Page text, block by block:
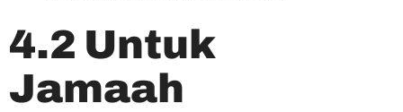
4.2 Untuk
Jamaah